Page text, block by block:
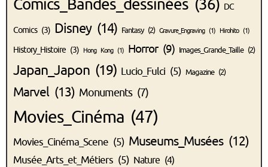
Comics_Bandes_dessinées (36) DC
Comics(3) Disney(14) Fantasy(2) Gravure_Engraving(1) Hirohito(1)
History_Histoire (3) Hong Kong(1) Horror(9) Images_Grande_Taille(2)
Japan_Japon (19) Lucio_Fulci (5) Magazine(2)
Marvel(13) Monuments(7)
Movies_Cinéma (47)
Movies_Cinéma_Scene (5) Museums_Musées(12)
Musée_Arts_et_Métiers (5) Nature (4)